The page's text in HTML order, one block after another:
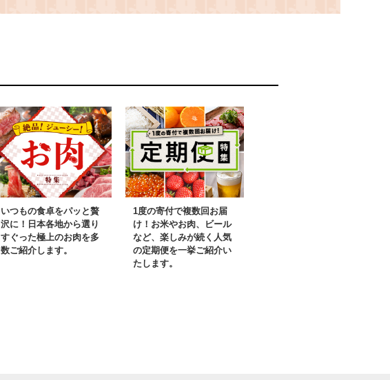
いつもの食卓をパッと贅
沢に！日本各地から選り
すぐった極上のお肉を多
数ご紹介します。
1度の寄付で複数回お届
け！お米やお肉、ビール
など、楽しみが続く人気
の定期便を一挙ご紹介い
たします。